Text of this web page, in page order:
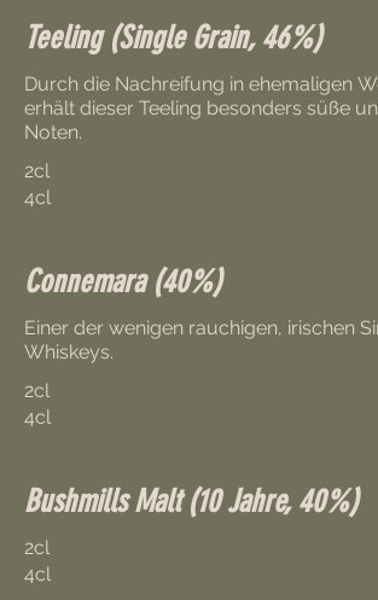
Teeling (Single Grain, 46%)
Durch die Nachreifung in ehemaligen
erhält dieser Teeling besonders süße
Noten.
2cl
4cl
Connemara (40%)
Einer der wenigen rauchigen, irischen
Whiskeys.
2cl
4cl
Bushmills Malt (10 Jahre, 40%)
2cl
4cl